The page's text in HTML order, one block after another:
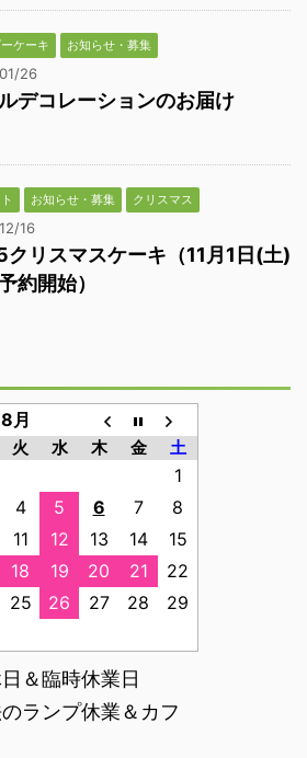
ケーキ お知らせ・募集
26
デコレーションのお届け
お知らせ・募集 クリスマス
16
リスマスケーキ（11月1日(土)
約開始）
月
火 水 木 金 土
1
4 5 6 7
8
11 12 13 14
15
18 19 20 21
22
25 26 27 28
29
＆臨時休業日
ランプ休業＆カフ